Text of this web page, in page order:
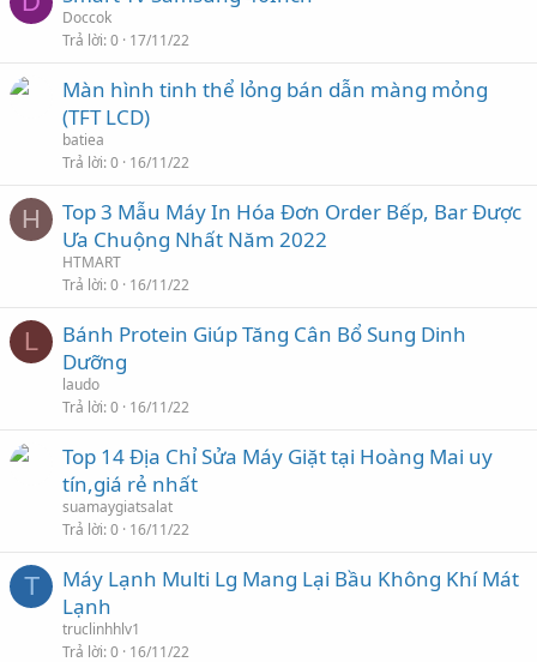
Doccok
Trả lời 0 17/11/22
Màn hình tinh thể lỏng bán dẫn màng mỏng
(TFT LCD)
batiea
Trả lời 0 16/11/22
H
Top 3 Mẫu Máy In Hóa Đơn Order Bếp, Bar Được
Ưa Chuộng Nhất Năm 2022
HTMART
Trả lời 0 16/11/22
L
Bánh Protein Giúp Tăng Cân Bổ Sung Dinh
Dưỡng
laudo
Trả lời 0 16/11/22
Top 14 Địa Chỉ Sửa Máy Giặt tại Hoàng Mai uy
tín,giá rẻ nhất
suamaygiatsalat
Trả lời 0 16/11/22
T
Máy Lạnh Multi Lg Mang Lại Bầu Không Khí Mát
Lạnh
truclinhhlv1
Trả lời 0 16/11/22